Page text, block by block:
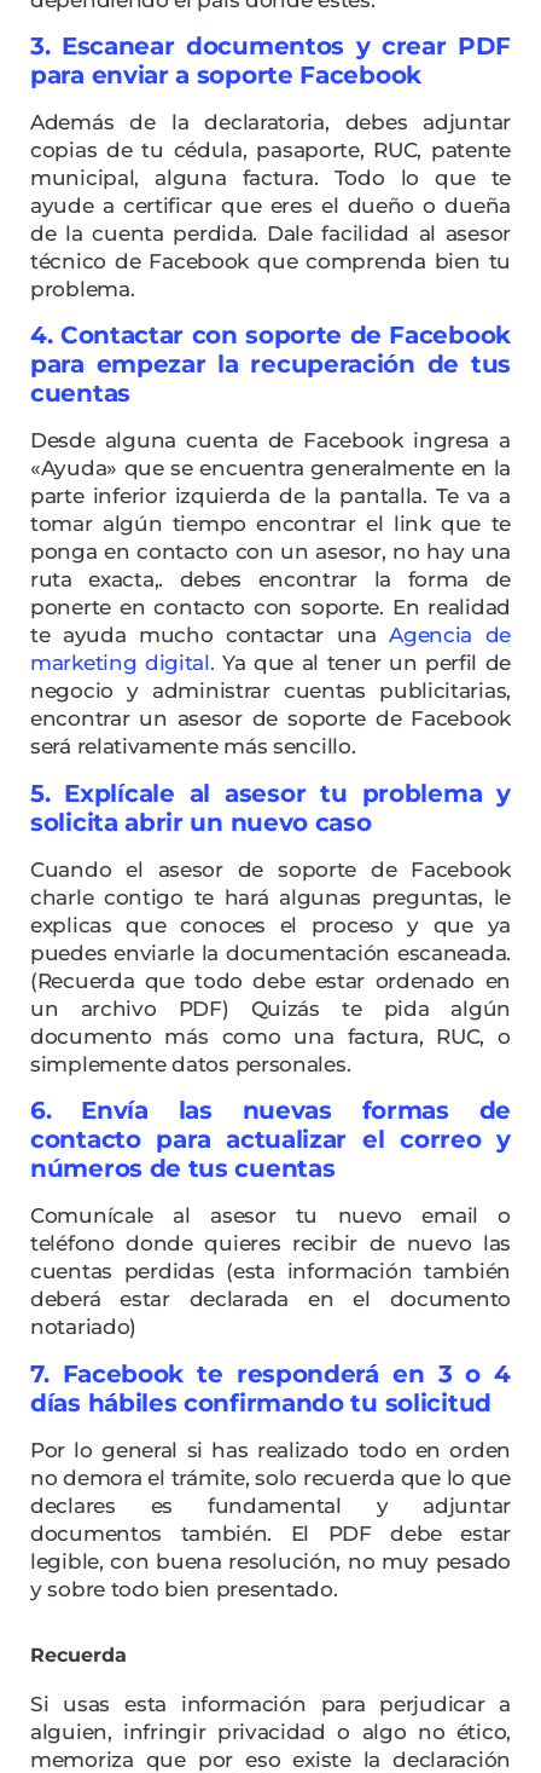
3. Escanear documentos y crear PDF
para enviar a soporte Facebook
Además de la declaratoria, debes adjuntar
copias de tu cédula, pasaporte, RUC, patente
municipal, alguna factura. Todo lo que te
ayude a certificar que eres el dueño o dueña
de la cuenta perdida. Dale facilidad al asesor
técnico de Facebook que comprenda bien tu
problema.
4. Contactar con soporte de Facebook
para empezar la recuperación de tus
cuentas
Desde alguna cuenta de Facebook ingresa a
«Ayuda» que se encuentra generalmente en la
parte inferior izquierda de la pantalla. Te va a
tomar algún tiempo encontrar el link que te
ponga en contacto con un asesor, no hay una
ruta exacta,. debes encontrar la forma de
ponerte en contacto con soporte. En realidad
te ayuda mucho contactar unaAgencia de
marketing digital. Ya que al tener un perfil de
negocio y administrar cuentas publicitarias,
encontrar un asesor de soporte de Facebook
será relativamente más sencillo.
5. Explícale al asesor tu problema y
solicita abrir un nuevo caso
Cuando el asesor de soporte de Facebook
charle contigo te hará algunas preguntas, le
explicas que conoces el proceso y que ya
puedes enviarle la documentación escaneada.
(Recuerda que todo debe estar ordenado en
un archivo PDF) Quizás te pida algún
documento más como una factura, RUC, o
simplemente datos personales.
6. Envía las nuevas formas de
contacto para actualizar el correo y
números de tus cuentas
Comunícale al asesor tu nuevo email o
teléfono donde quieres recibir de nuevo las
cuentas perdidas (esta información también
deberá estar declarada en el documento
notariado)
7. Facebook te responderá en 3 o 4
días hábiles confirmando tu solicitud
Por lo general si has realizado todo en orden
no demora el trámite, solo recuerda que lo que
declares es fundamental y adjuntar
documentos también. El PDF debe estar
legible, con buena resolución, no muy pesado
y sobre todo bien presentado.
Recuerda
Si usas esta información para perjudicar a
alguien, infringir privacidad o algo no ético,
memoriza que por eso existe la declaración